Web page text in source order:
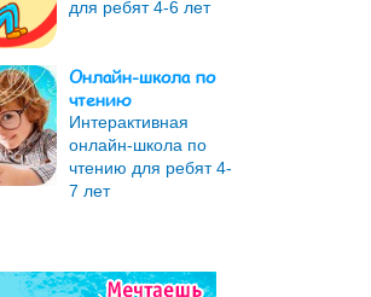
для ребят 4-6 лет
Онлайн-школа по
чтению
Интерактивная
онлайн-школа по
чтению для ребят 4-
7 лет